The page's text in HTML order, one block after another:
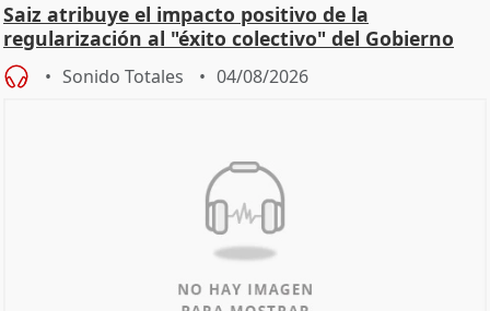
Saiz atribuye el impacto positivo de la
regularización al "éxito colectivo" del Gobierno
Sonido Totales 04/08/2026